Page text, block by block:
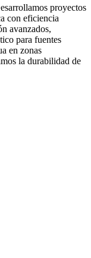
proyectos
con eficiencia
avanzados,
para fuentes
en zonas
la durabilidad de